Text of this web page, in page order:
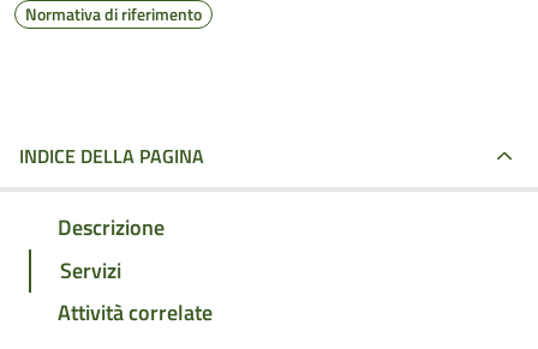
Normativa di riferimento
INDICE DELLA PAGINA
Descrizione
Servizi
Attività correlate